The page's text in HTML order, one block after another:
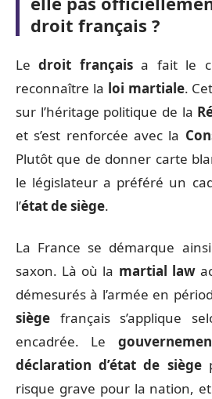
droit français ?
Ledroit françaisa fait le
reconnaître la loi martiale.
sur l’héritage politique de la
et s’est renforcée avec la
Plutôt que de donner carte
le législateur a préféré un
l’état de siège.
La France se démarque
saxon. Là où la martial law
démesurés à l’armée en
siège français s’applique
encadrée. Le
déclaration d’état de siège
risque grave pour la nation,